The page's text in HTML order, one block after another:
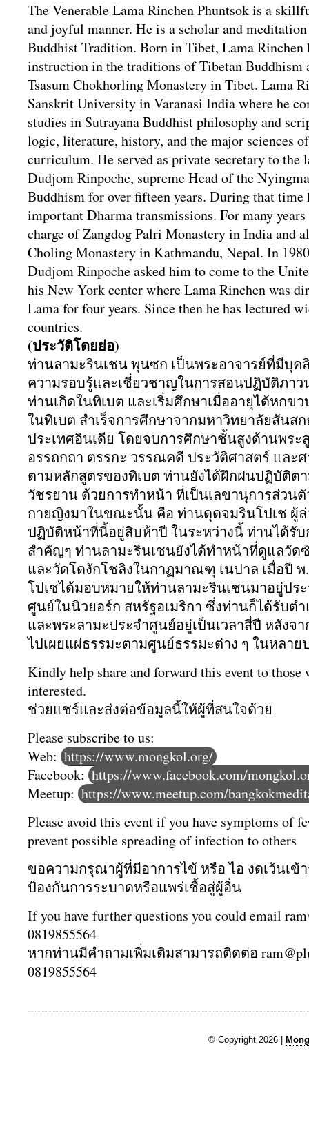
The Venerable Lama Rinchen Phuntsok is a
and joyful manner. He is a scholar and
Buddhist Tradition. Born in Tibet, Lama Rinchen
instruction in the traditions of Tibetan Buddhism
Tsasum Chokhorling Monastery in Tibet. Lama
Sanskrit University in Varanasi India where he
studies in Sutrayana Buddhist philosophy and
logic, literature, history, and the major sciences
curriculum. He served as private secretary to the
Dudjom Rinpoche, supreme Head of the
Buddhism for over fifteen years. During that time
important Dharma transmissions. For many
charge of Zangdog Palri Monastery in India and
Choling Monastery in Kathmandu, Nepal. In
Dudjom Rinpoche asked him to come to the
his New York center where Lama Rinchen was
Lama for four years. Since then he has lectured
countries.
(ประวัติโดยย่อ)
ท่านลามะรินเชน พุนซก เป็นพระอาจารย์ที่มีบุค
ความรอบรู้และเชี่ยวชาญในการสอนปฏิบัติภาว
ท่านเกิดในทิเบต และเริ่มศึกษาเมื่ออายุได้หกขว
ในทิเบต สำเร็จการศึกษาจากมหาวิทยาลัยสันส
ประเทศอินเดีย โดยจบการศึกษาชั้นสูงด้านพระ
อรรถกถา ตรรกะ วรรณคดี ประวัติศาสตร์ และ
ตามหลักสูตรของทิเบต ท่านยังได้ฝึกฝนปฏิบัติต
วัชรยาน ด้วยการทำหน้า ที่เป็นเลขานุการส่วน
กายญิงมาในขณะนั้น คือ ท่านดุดจมรินโปเช ผู้ล่
ปฏิบัติหน้าที่นี้อยู่สิบห้าปี ในระหว่างนี้ ท่านได้รั
สำคัญๆ ท่านลามะรินเชนยังได้ทำหน้าที่ดูแลวัด
และวัดโดงักโชลิงในกาฏมาณฑุ เนปาล เมื่อปี
โปเชได้มอบหมายให้ท่านลามะรินเชนมาอยู่ปร
ศูนย์ในนิวยอร์ก สหรัฐอเมริกา ซึ่งท่านก็ได้รับต
และพระลามะประจำศูนย์อยู่เป็นเวลาสี่ปี หลังจ
ไปเผยแผ่ธรรมะตามศูนย์ธรรมะต่าง ๆ ในหลาย
Kindly help share and forward this event to those
interested.
ช่วยแชร์และส่งต่อข้อมูลนี้ให้ผู้ที่สนใจด้วย
Please subscribe to us:
Web: https://www.mongkol.org/
Facebook: https://www.facebook.com/
Meetup: https://www.meetup.com/
Please avoid this event if you have symptoms of
prevent possible spreading of infection to others
ขอความกรุณาผู้ที่มีอาการไข้ หรือ ไอ งดเว้นเข้
ป้องกันการระบาดหรือแพร่เชื้อสู่ผู้อื่น
If you have further questions you could email
0819855564
หากท่านมีคำถามเพิ่มเติมสามารถติดต่อ
0819855564
© Copyright 2026 |